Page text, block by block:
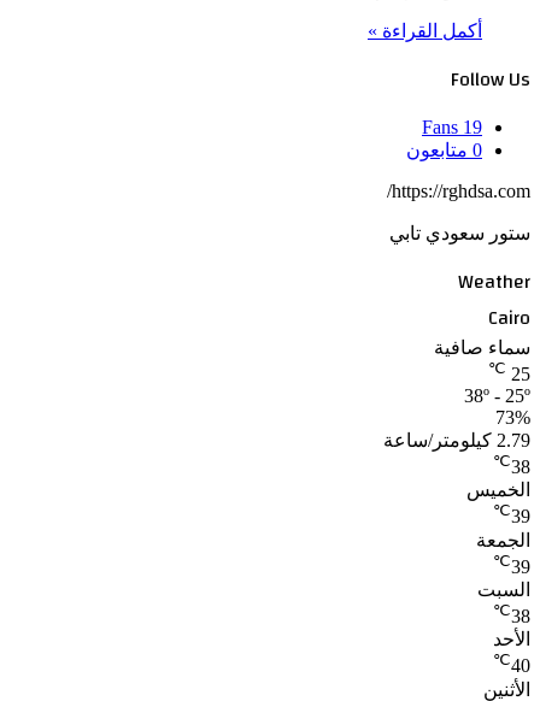
أكمل القراءة »
Follow Us
19
Fans
0 متابعون
https://rghdsa.com/
ستور سعودي تابي
Weather
Cairo
سماء صافية
25
℃
38º - 25º
73%
2.79 كيلومتر/ساعة
38
℃
الخميس
39
℃
الجمعة
39
℃
السبت
38
℃
الأحد
40
℃
الأثنين